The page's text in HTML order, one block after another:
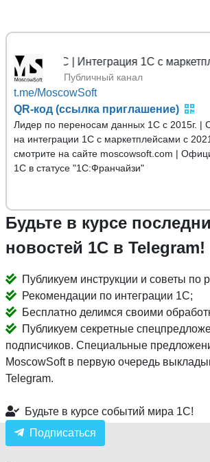
| Интеграция 1С с маркетплейсами
Публичный канал
t.me/MoscowSoft
QR-код (ссылка приглашение)
Лидер по переносам данных 1С с 2015г. |
на интеграции 1С с маркетплейсами с
смотрите на сайте moscowsoft.com |
1С в статусе "1С:Франчайзи"
Будьте в курсе
новостей 1С в Telegram!
Публикуем инструкции и советы по
Рекомендации по интеграции 1С;
Бесплатно делимся своими
Публикуем секретные
подписчиков. Специальные
MoscowSoft в первую очередь
Telegram.
Будьте в курсе событий мира 1С!
Подписаться